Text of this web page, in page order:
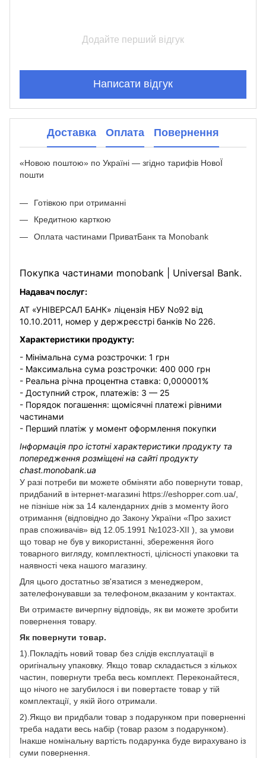
Додайте перший відгук
Написати відгук
Доставка Оплата Повернення
«Новою поштою» по Україні — згідно тарифів НовоЇ
пошти
Готівкою при отриманні
Кредитною карткою
Оплата частинами ПриватБанк та Monobank
Покупка частинами monobank | Universal Bank.
Надавач послуг:
АТ «УНІВЕРСАЛ БАНК» ліцензія НБУ No92 від
10.10.2011, номер у держреєстрі банків No 226.
Характеристики продукту:
- Мінімальна сума розстрочки: 1 грн
- Максимальна сума розстрочки: 400 000 грн
- Реальна річна процентна ставка: 0,000001%
- Доступний строк, платежів: 3 — 25
- Порядок погашення: щомісячні платежі рівними
частинами
- Перший платіж у момент оформлення покупки
Інформація про істотні характеристики продукту та
попередження розміщені на сайті продукту
chast.monobank.ua
У разі потреби ви можете обміняти або повернути товар,
придбаний в інтернет-магазині https://eshopper.com.ua/,
не пізніше ніж за 14 календарних днів з моменту його
отримання (відповідно до Закону України «Про захист
прав споживачів» від 12.05.1991 №1023-XII ), за умови
що товар не був у використанні, збереження його
товарного вигляду, комплектності, цілісності упаковки та
наявності чека нашого магазину.
Для цього достатньо зв'язатися з менеджером,
зателефонувавши за телефоном,вказаним у контактах.
Ви отримаєте вичерпну відповідь, як ви можете зробити
повернення товару.
Як повернути товар.
1).Покладіть новий товар без слідів експлуатації в
оригінальну упаковку. Якщо товар складається з кількох
частин, повернути треба весь комплект. Переконайтеся,
що нічого не загубилося і ви повертаєте товар у тій
комплектації, у якій його отримали.
2).Якщо ви придбали товар з подарунком при поверненні
треба надати весь набір (товар разом з подарунком).
Інакше номінальну вартість подарунка буде вирахувано із
суми повернення.